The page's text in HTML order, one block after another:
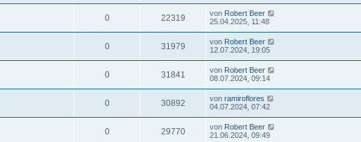
0 22319 von Robert Beer
25.04.2025, 11:48
0 31979 von Robert Beer
12.07.2024, 19:05
0 31841 von Robert Beer
08.07.2024, 09:14
0 30892 von ramiroflores
04.07.2024, 07:42
0 29770 von Robert Beer
21.06.2024, 09:49